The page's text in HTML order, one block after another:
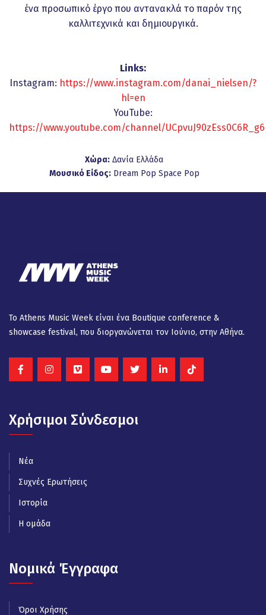
ένα προσωπικό έργο που αντανακλά το παρόν της
καλλιτεχνικά και δημιουργικά.
Links:
Instagram: https://www.instagram.com/danai_nielsen/?
hl=en
YouTube:
https://www.youtube.com/channel/
Χώρα: Δανία Ελλάδα
Μουσικό Είδος: Dream Pop Space Pop
Το Athens Music Week είναι ένα Βοutique conference &
showcase festival, που διοργανώνεται τον Ιούνιο, στην Αθήνα.
Χρήσιμοι Σύνδεσμοι
Νέα
Συχνές Ερωτήσεις
Ιστορία
Η ομάδα
Νομικά Έγγραφα
Όροι Χρήσης